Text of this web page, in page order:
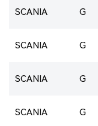
SCANIA G
SCANIA G
SCANIA G
SCANIA G